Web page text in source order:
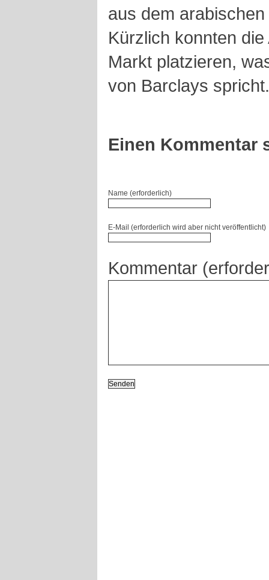
aus dem
Kürzlich konnten
Markt platzieren,
von Barclays spricht.
Einen Kommentar
Name (erforderlich)
E-Mail (erforderlich wird aber nicht veröffentlicht)
Kommentar